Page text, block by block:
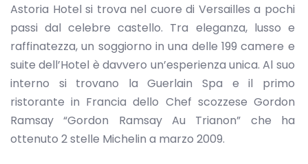
Astoria Hotel si trova nel cuore di Versailles a pochi
passi dal celebre castello. Tra eleganza, lusso e
raffinatezza, un soggiorno in una delle 199 camere e
suite dell’Hotel è davvero un’esperienza unica. Al suo
interno si trovano la Guerlain Spa e il primo
ristorante in Francia dello Chef scozzese Gordon
Ramsay “Gordon Ramsay Au Trianon” che ha
ottenuto 2 stelle Michelin a marzo 2009.